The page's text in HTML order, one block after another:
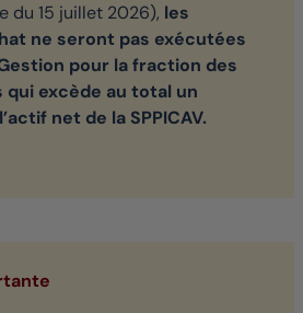
du 15 juillet 2026), les
ne seront pas exécutées
pour la fraction des
excède au total un
net de la SPPICAV.